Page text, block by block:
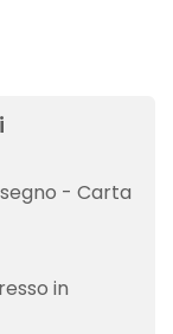
- Carta
in